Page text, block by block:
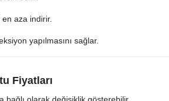
aza indirir.
yapılmasını sağlar.
Fiyatları